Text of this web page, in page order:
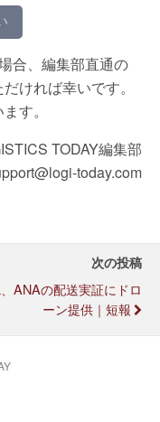
合、編集部直通の
ければ幸いです。
す。
TODAY編集部
today.com
次の投稿
ANAの配送実証にドロ
ーン提供｜短報